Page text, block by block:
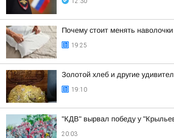
Почему стоит менять
19:25
Золотой хлеб и другие
19:10
"КДВ" вырвал победу у
20:03